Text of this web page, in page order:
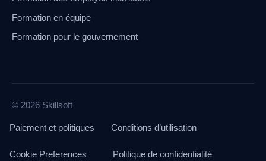
Formation en équipe
Formation pour le gouvernement
© 2026 Skillsoft
Paiement et politiques Conditions d’utilisation
Cookie Preferences Politique de confidentialité